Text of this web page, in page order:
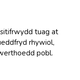
tuag at
rhywiol,
pobl.